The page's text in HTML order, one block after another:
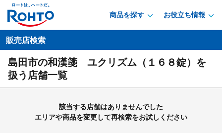
商品を探す お役立ち情報
販売店検索
島田市の和漢箋 ユクリズム（１６８錠）を
扱う店舗一覧
該当する店舗はありませんでした
エリアや商品を変更して再検索をお試しください